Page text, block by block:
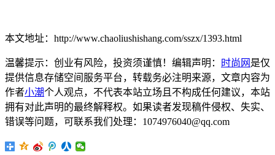
本文地址：http://www.chaoliushishang.com/sszx/1393.html
温馨提示：创业有风险，投资须谨慎！编辑声明： 时尚网 是仅
提供信息存储空间服务平台，转载务必注明来源，文章内容为
作者小潮个人观点，不代表本站立场且不构成任何建议，本站
拥有对此声明的最终解释权。如果读者发现稿件侵权、失实、
错误等问题，可联系我们处理：1074976040@qq.com